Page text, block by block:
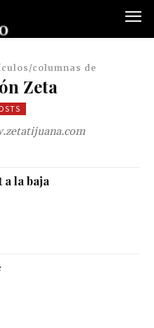
columnas de
Zeta
la baja